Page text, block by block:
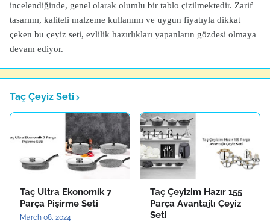
incelendiğinde, genel olarak olumlu bir tablo çizilmektedir. Zarif
tasarımı, kaliteli malzeme kullanımı ve uygun fiyatıyla dikkat
çeken bu çeyiz seti, evlilik hazırlıkları yapanların gözdesi olmaya
devam ediyor.
Taç Çeyiz Seti
Taç Ultra Ekonomik 7
Parça Pişirme Seti
March 08, 2024
Taç Çeyizim Hazır 155
Parça Avantajlı Çeyiz
Seti